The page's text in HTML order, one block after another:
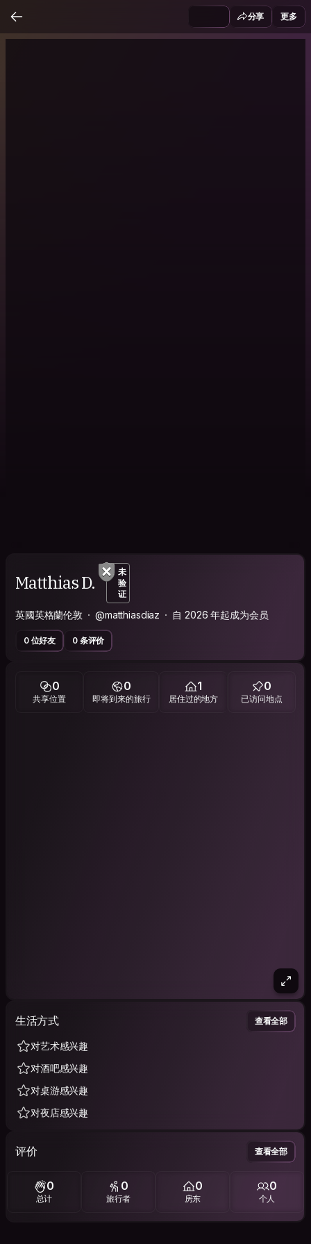
分享 更多
Matthias D.
未
验
证
英國英格蘭伦敦 @matthiasdiaz 自 2026 年起成为会员
0 位好友 0 条评价
0
共享位置
0
即将到来的旅行
1
居住过的地方
0
已访问地点
生活方式 查看全部
对艺术感兴趣
对酒吧感兴趣
对桌游感兴趣
对夜店感兴趣
评价 查看全部
0
总计
0
旅行者
0
房东
0
个人